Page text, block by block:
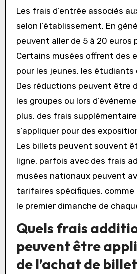
Les frais d’entrée associés
selon l’établissement. En
peuvent aller de 5 à 20 euros
Certains musées offrent des
pour les jeunes, les étudiants
Des réductions peuvent être
les groupes ou lors
plus, des frais
s’appliquer pour des
Les billets peuvent souvent
ligne, parfois avec des frais
musées nationaux peuvent
tarifaires spécifiques, comme
le premier dimanche de
Quels frais
peuvent être
de l’achat de